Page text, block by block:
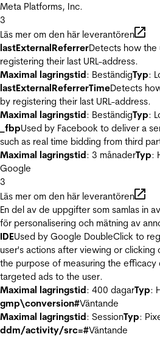
Meta Platforms, Inc.
3
Läs mer om den här leverantören
lastExternalReferrerDetects how
registering their last URL-address.
Maximal lagringstid: BeständigTyp:
lastExternalReferrerTimeDetects
by registering their last URL-address.
Maximal lagringstid: BeständigTyp:
_fbpUsed by Facebook to deliver a
such as real time bidding from third
Maximal lagringstid: 3 månaderTyp:
Google
3
Läs mer om den här leverantören
En del av de uppgifter som samlas in
för personalisering och mätning av
IDEUsed by Google DoubleClick to
user's actions after viewing or
the purpose of measuring the
targeted ads to the user.
Maximal lagringstid: 400 dagarTyp:
gmp\conversion#Väntande
Maximal lagringstid: SessionTyp:
ddm/activity/src=#Väntande